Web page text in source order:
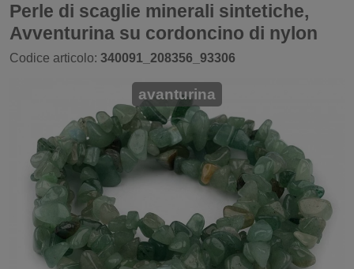
Perle di scaglie minerali sintetiche,
Avventurina su cordoncino di nylon
Codice articolo: 340091_208356_93306
avanturina